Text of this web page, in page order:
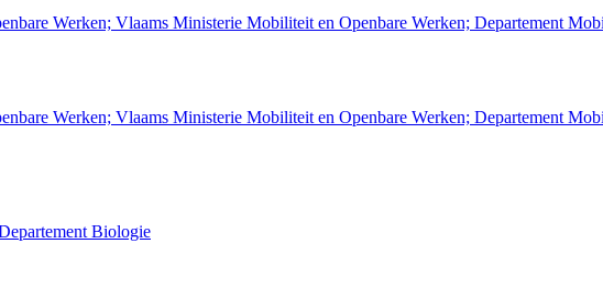
Werken; Vlaams Ministerie Mobiliteit en Openbare Werken; Departement
Werken; Vlaams Ministerie Mobiliteit en Openbare Werken; Departement
Biologie